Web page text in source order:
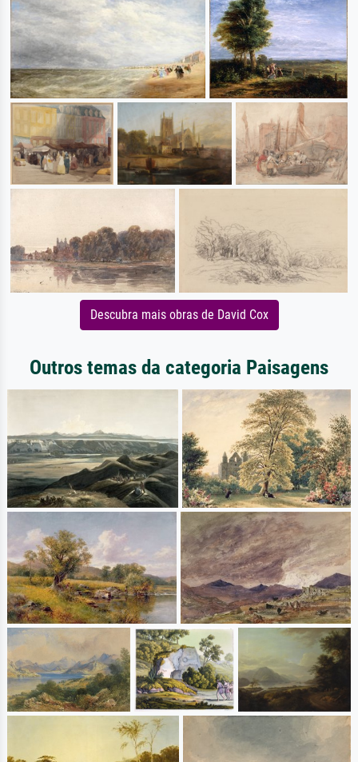
Descubra mais obras de David Cox
Outros temas da categoria Paisagens